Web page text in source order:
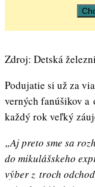
Zdroj: Detská
Podujatie si už za
verných fanúšikov
každý rok veľký
„Aj preto sme sa
do mikulášskeho
výber z troch